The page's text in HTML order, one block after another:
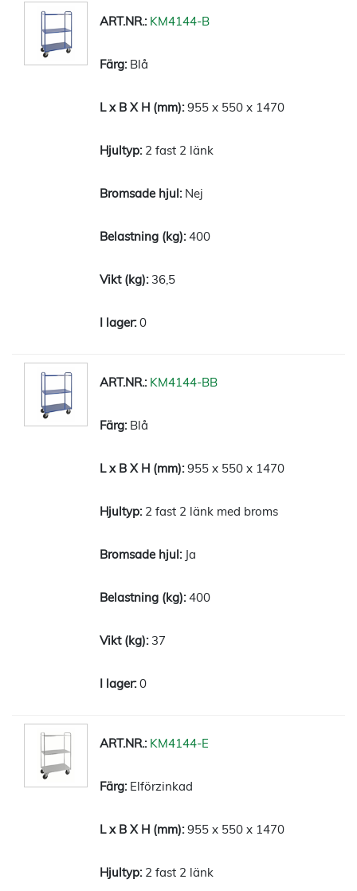
KM4144-B
Blå
955 x 550 x 1470
2 fast 2 länk
Nej
400
36,5
0
KM4144-BB
Blå
955 x 550 x 1470
2 fast 2 länk med broms
Ja
400
37
0
KM4144-E
Elförzinkad
955 x 550 x 1470
2 fast 2 länk